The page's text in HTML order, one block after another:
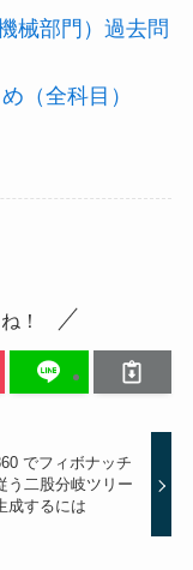
械部門）過去問
（全科目）
！
でフィボナッチ
う二股分岐ツリー
成するには